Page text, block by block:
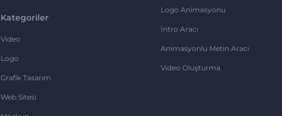
Kategoriler
Video
Logo
Grafik Tasarım
Web Sitesi
Logo Animasyonu
İntro Aracı
Animasyonlu Metin Aracı
Video Oluşturma